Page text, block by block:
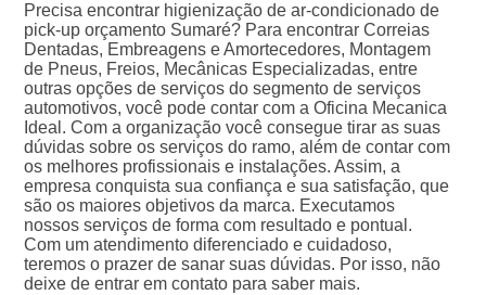
Precisa encontrar higienização de ar-condicionado de
pick-up orçamento Sumaré? Para encontrar Correias
Dentadas, Embreagens e Amortecedores, Montagem
de Pneus, Freios, Mecânicas Especializadas, entre
outras opções de serviços do segmento de serviços
automotivos, você pode contar com a Oficina Mecanica
Ideal. Com a organização você consegue tirar as suas
dúvidas sobre os serviços do ramo, além de contar com
os melhores profissionais e instalações. Assim, a
empresa conquista sua confiança e sua satisfação, que
são os maiores objetivos da marca. Executamos
nossos serviços de forma com resultado e pontual.
Com um atendimento diferenciado e cuidadoso,
teremos o prazer de sanar suas dúvidas. Por isso, não
deixe de entrar em contato para saber mais.